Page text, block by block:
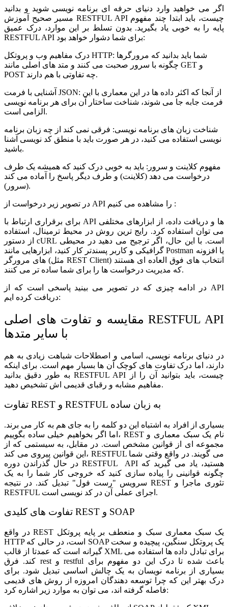
اگر می خواهید وارد دنیای حرفه ای برنامه نویسی شوید و بدانید
مسیر صحیح آموزش RESTFUL API چیست، باید ابتدا چند مفهوم
پایه را به خوبی یاد بگیرید. بدون تسلط بر این موارد، درک عمیق
RESTFUL API برای شما دشوار خواهد بود:
درک مفاهیم وب و پروتکل HTTP: شما باید بدانید که مرورگرها
چگونه با سرور صحبت می کنند و متد های اصلی مانند GET و
POST چه تفاوتی با هم دارند.
آشنایی با فرمت JSON: از آنجا که اکثر داده ها در این معماری با این
فرمت جابه جا می شوند، شناخت ساختار آن برای هر برنامه نویسی
الزامی است.
شناخت زبان های برنامه نویسی: فرقی نمی کند از چه زبان برنامه
نویسی استفاده می کنید، در هر صورت باید با منطق کد نویسی آشنا
باشید.
مفهوم کلاینت و سرور: باید به خوبی درک کنید که همیشه یک طرف
درخواست می دهد (کلاینت) و طرف دیگر پاسخ را آماده می کند
(سرور).
در تصویر زیر درخواست از API را مشاهده می کنیم :
برای برقراری ارتباط با API ها و دریافت داده، از ابزارهای مختلفی
می توان استفاده کرد. رایج ترین روش در محیط ترمینال، استفاده
از دستور cURL است. با این حال، اگر ترجیح می دهید در محیطی
گرافیکی و کاربر پسندتر کار کنید، ابزارهایی مانند Postman یا افزونه
های مرورگر (مثل REST Client) انتخاب های فوق العاده ای هستند
که مدیریت درخواست ها را برای شما ساده تر می کنند.
در ادامه چیزی که در تصویر می بینید پاسخی است که از API
دریافت کرده ایم:
مقایسه و تفاوت های اصلیRESTFUL API
با سایر متدها
در دنیای برنامه نویسی، اسامی و اصطلاحات شباهت زیادی به هم
دارند، اما درک تفاوت های کوچک آن ها بسیار مهم است. برای اینکه
به طور دقیق بدانید RESTFUL API چیست، باید بتوانید آن را از
مفاهیم مشابه و رقبای قدیمی اش تشخیص دهید.
تفاوت REST و RESTFUL به زبان ساده
بسیاری از افراد به اشتباه این دو کلمه را به جای هم به کار می برند.
اما اگر بخواهیم خیلی ساده بگوییم، REST نام یک سبک معماری و
مجموعه ای از قوانین مشخص است. در مقابل، به سیستمی که از
این قوانین پیروی می کند، RESTFUL می گویند. در واقع وقتی شما
در حال گذراندن دوره RESTFUL API هستید، یاد می گیرید که
چگونه قوانینی را پیاده سازی کنید که خروجی کار شما را به یک
سرویس "رست فول" تبدیل کند. در نتیجه REST تئوری ماجرا و
RESTFUL اجرای عملی آن در کد نویسی است.
تفاوت های کلیدی REST و SOAP
در واقع REST یک سبک معماری سبک و منعطف بر پایه پروتکل
HTTP است، در حالی که SOAP یک پروتکل سنگین، پیچیده و سخت
گیرانه است که عمدتا از قالب XML برای تبادل داده ها استفاده می
کند. فرق rest و restful باعث شده تا درک این دو مفهوم برای
بسیاری از برنامه نویسان به یک چالش اساسی تبدیل شود. برای
درک بهتر این که چرا توسعه دهندگان امروزه از روش های قدیمی
فاصله گرفته اند، می توان به موارد زیر اشاره کرد: